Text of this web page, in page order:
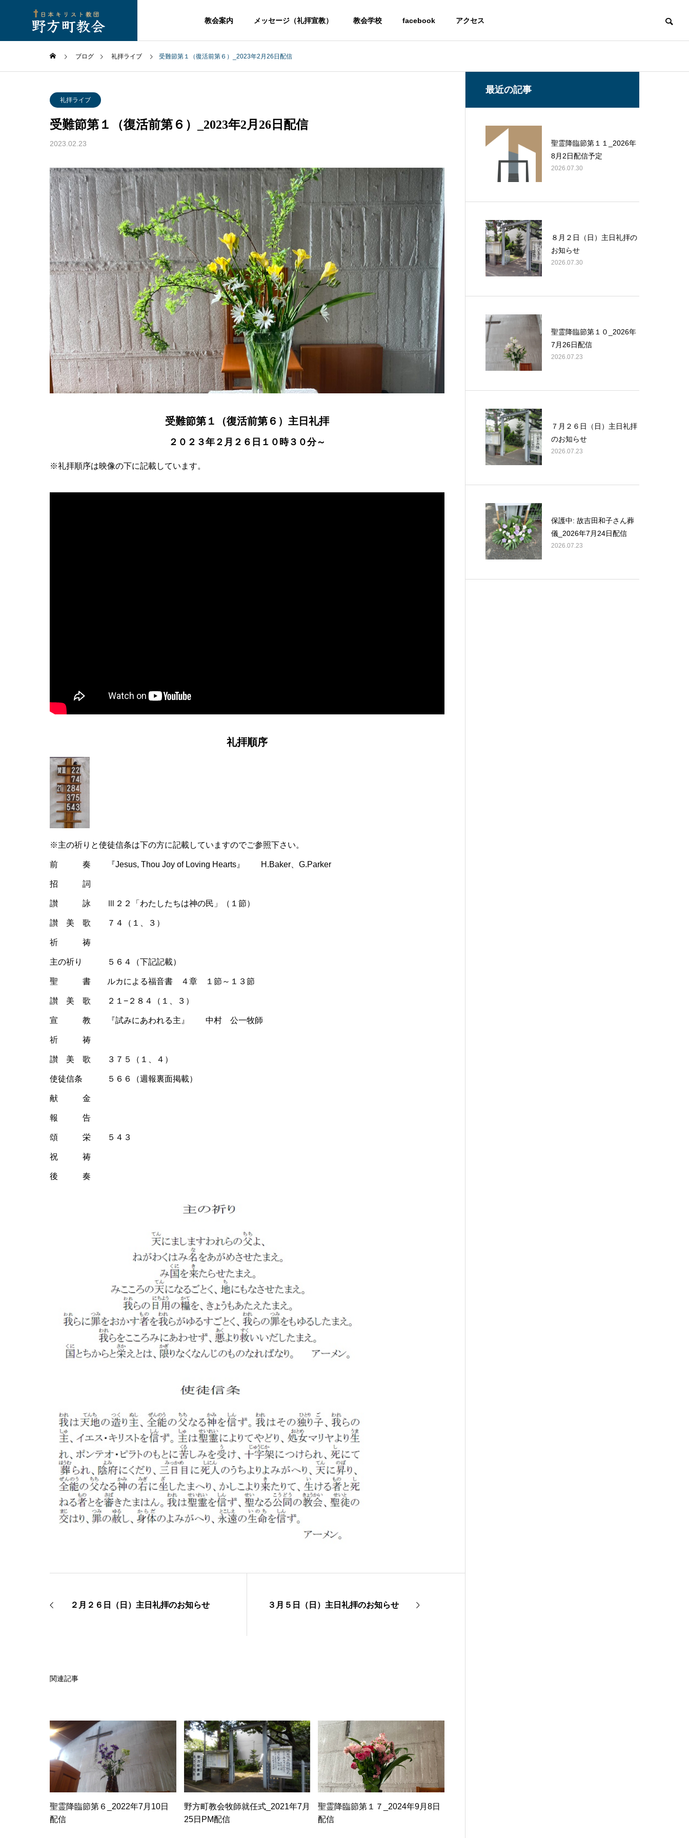
教会案内 メッセージ（礼拝宣教） 教会学校 facebook アクセス
ブログ 礼拝ライブ 受難節第１（復活前第６）_2023年2月26日配信
礼拝ライブ
受難節第１（復活前第６）_2023年2月26日配信
2023.02.23
受難節第１（復活前第６）主日礼拝
２０２３年２月２６日１０時３０分～
※礼拝順序は映像の下に記載しています。
礼拝順序
※主の祈りと使徒信条は下の方に記載していますのでご参照下さい。
前 奏 『Jesus, Thou Joy of Loving Hearts』 H.Baker、G.Parker
招 詞
讃 詠 Ⅲ２２「わたしたちは神の民」（１節）
讃 美 歌 ７４（１、３）
祈 祷
主の祈り ５６４（下記記載）
聖 書 ルカによる福音書 ４章 １節～１３節
讃 美 歌 ２１−２８４（１、３）
宣 教 『試みにあわれる主』 中村 公一牧師
祈 祷
讃 美 歌 ３７５（１、４）
使徒信条 ５６６（週報裏面掲載）
献 金
報 告
頌 栄 ５４３
祝 祷
後 奏
２月２６日（日）主日礼拝のお知らせ ３月５日（日）主日礼拝のお知らせ
関連記事
聖霊降臨節第６_2022年7月10日
配信
野方町教会牧師就任式_2021年7月
25日PM配信
聖霊降臨節第１７_2024年9月8日
配信
最近の記事
聖霊降臨節第１１_2026年
8月2日配信予定
2026.07.30
８月２日（日）主日礼拝の
お知らせ
2026.07.30
聖霊降臨節第１０_2026年
7月26日配信
2026.07.23
７月２６日（日）主日礼拝
のお知らせ
2026.07.23
保護中: 故吉田和子さん葬
儀_2026年7月24日配信
2026.07.23